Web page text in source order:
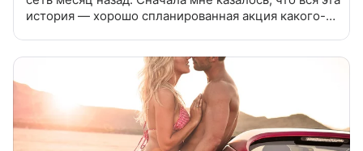
история — хорошо спланированная акция какого-то